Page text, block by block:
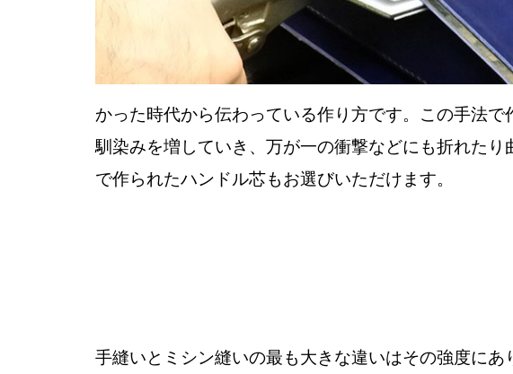
かった時代から伝わっている作り方です。この手法
馴染みを増していき、万が一の衝撃などにも折れた
で作られたハンドル芯もお選びいただけます。
手縫いとミシン縫いの最も大きな違いはその強度にあ